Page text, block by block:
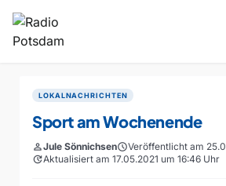
LOKALNACHRICHTEN
Sport am Wochenende
personJule SönnichsenscheduleVeröffentlicht am
updateAktualisiert am 17.05.2021 um 16:46 Uhr